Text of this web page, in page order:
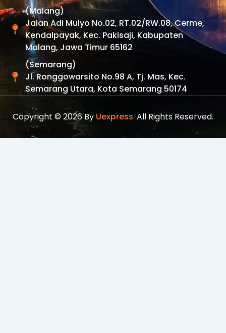
(Malang)
Jalan Adi Mulyo No.02, RT.02/RW.08, Cerme,
Kendalpayak, Kec. Pakisaji, Kabupaten
Malang, Jawa Timur 65162
(Semarang)
Jl. Ronggowarsito No.98 A, Tj. Mas, Kec.
Semarang Utara, Kota Semarang 50174
Copyright © 2026 By Uexpress. All Rights Reserved.